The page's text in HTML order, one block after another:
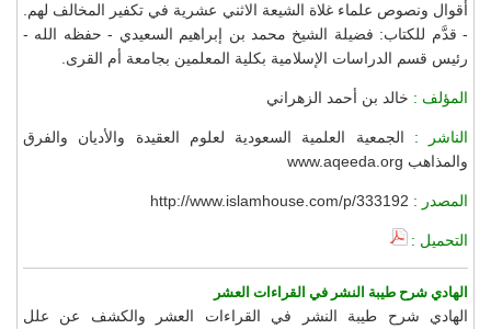
أقوال ونصوص علماء غلاة الشيعة الاثني عشرية في تكفير المخالف لهم.
- قدَّم للكتاب: فضيلة الشيخ محمد بن إبراهيم السعيدي - حفظه الله -
رئيس قسم الدراسات الإسلامية بكلية المعلمين بجامعة أم القرى.
المؤلف : خالد بن أحمد الزهراني
الناشر : الجمعية العلمية السعودية لعلوم العقيدة والأديان والفرق
والمذاهب www.aqeeda.org
المصدر : http://www.islamhouse.com/p/333192
التحميل :
الهادي شرح طيبة النشر في القراءات العشر
الهادي شرح طيبة النشر في القراءات العشر والكشف عن علل